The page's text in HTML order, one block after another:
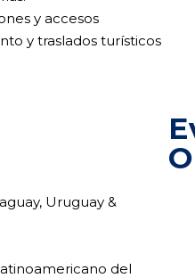
y accesos​
y traslados turísticos
Uruguay &
del